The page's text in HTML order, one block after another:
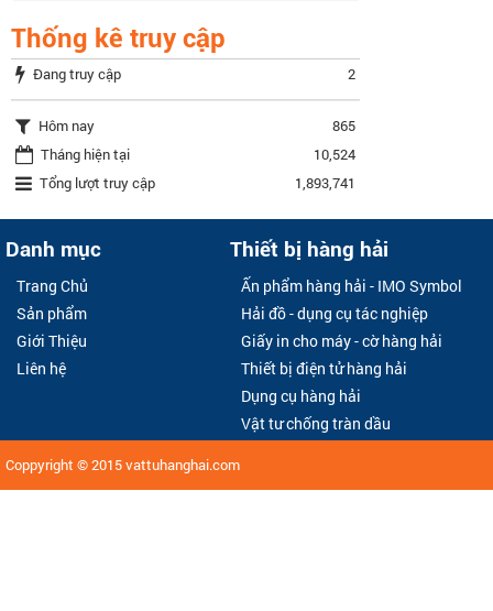
Thống kê truy cập
Đang truy cập 2
Hôm nay
865
Tháng hiện tại
10,524
Tổng lượt truy cập
1,893,741
Danh mục
Trang Chủ
Sản phẩm
Giới Thiệu
Liên hệ
Thiết bị hàng hải
Ấn phẩm hàng hải - IMO Symbol
Hải đồ - dụng cụ tác nghiệp
Giấy in cho máy - cờ hàng hải
Thiết bị điện tử hàng hải
Dụng cụ hàng hải
Vật tư chống tràn dầu
Coppyright © 2015vattuhanghai.com